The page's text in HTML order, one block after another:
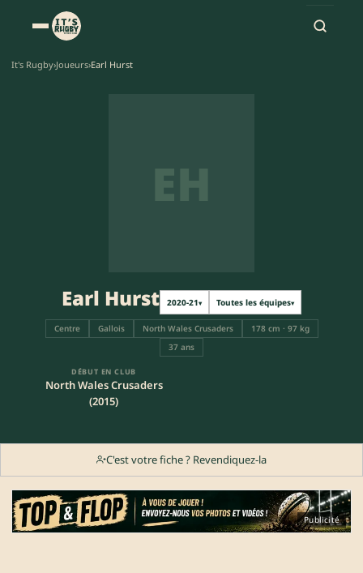
It's Rugby›Joueurs›Earl Hurst
EH
Earl Hurst 2020-21▾ Toutes les équipes▾
Centre Gallois North Wales Crusaders
178 cm · 97 kg
37 ans
DÉBUT EN CLUB
North Wales Crusaders
(2015)
C'est votre fiche ? Revendiquez-la
Publicité